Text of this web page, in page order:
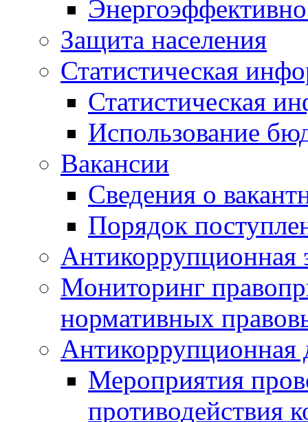
Защита населения
Статистическая
Статистическая
Использование
Вакансии
Сведения о
Порядок
Антикоррупционная
Мониторинг
нормативных
Антикоррупционная
Мероприятия
противодействия